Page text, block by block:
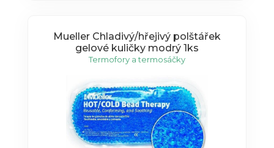
Mueller Chladivý/hřejivý polštářek
gelové kuličky modrý 1ks
Termofory a termosáčky